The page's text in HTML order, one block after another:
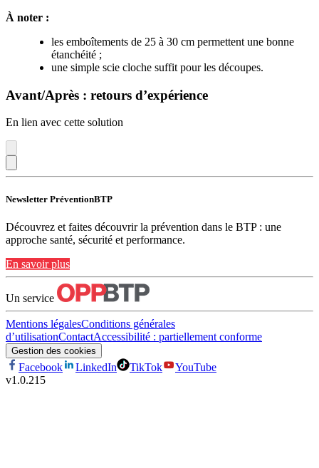
À noter :
les emboîtements de 25 à 30 cm permettent une bonne
étanchéité ;
une simple scie cloche suffit pour les découpes.
Avant/Après : retours d’expérience
En lien avec cette solution
Newsletter PréventionBTP
Découvrez et faites découvrir la prévention dans le BTP : une
approche santé, sécurité et performance.
En savoir plus
Un service
Mentions légalesConditions générales
d’utilisationContactAccessibilité : partiellement conforme
Gestion des cookies
Facebook LinkedIn TikTok
YouTube
v1.0.215